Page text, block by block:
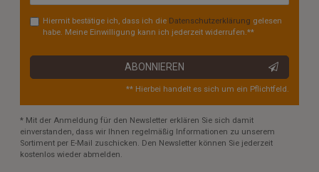
Hiermit bestätige ich, dass ich die Daten­schutz­erklärung gelesen
habe. Meine Einwilligung kann ich jederzeit widerrufen.**
ABONNIEREN
** Hierbei handelt es sich um ein Pflichtfeld.
* Mit der Anmeldung für den Newsletter erklären Sie sich damit
einverstanden, dass wir Ihnen regelmäßig Informationen zu unserem
Sortiment per E-Mail zuschicken. Den Newsletter können Sie jederzeit
kostenlos wieder abmelden.